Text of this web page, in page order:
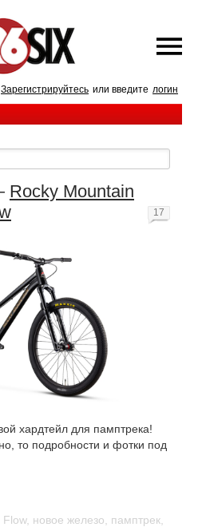
Зарегистрируйтесь или введите логин
Rocky Mountain
хардтейл для памптрека!
то подробности и фотки под
Flow, новое железо памптрек
17